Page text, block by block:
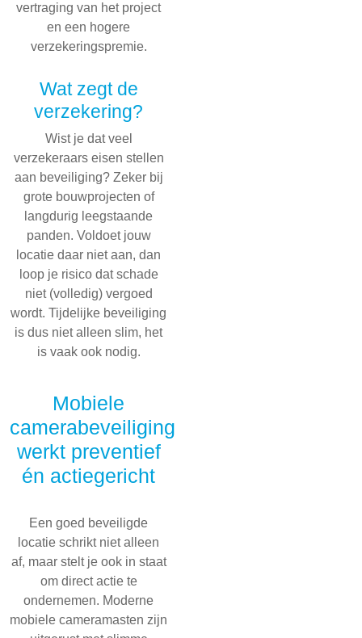
vertraging van het project
en een hogere
verzekeringspremie.
Wat zegt de
verzekering?
Wist je dat veel
verzekeraars eisen stellen
aan beveiliging? Zeker bij
grote bouwprojecten of
langdurig leegstaande
panden. Voldoet jouw
locatie daar niet aan, dan
loop je risico dat schade
niet (volledig) vergoed
wordt. Tijdelijke beveiliging
is dus niet alleen slim, het
is vaak ook nodig.
Mobiele
camerabeveiliging
werkt preventief
én actiegericht
Een goed beveiligde
locatie schrikt niet alleen
af, maar stelt je ook in staat
om direct actie te
ondernemen. Moderne
mobiele cameramasten zijn